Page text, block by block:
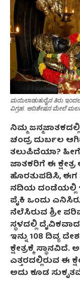
ಮಯಿಲಾಡುತುರೈನ ತಿರು
ವಿಗ್ರಹ. ಆದಿಶೇಷನ ಮೇಲೆ
ನಿಮ್ಮ
ಚಂದ್ರ ದುರ್ಬಲ
ತಲುಪಿದೆಯಾ?
ಜಾತಕರಿಗೆ ಈ ಕ್ಷೇತ್ರ
ಹೊರತುಪಡಿಸಿ, ಈಗ
ನದಿಯ ದಂಡೆಯಲ್ಲಿ
ಪೈಕಿ ಒಂದು
ನೆಲೆಸಿರುವ ಶ್ರೀ
ಸ್ಥಳದಲ್ಲಿ
ಇನ್ನು 108 ದಿವ್ಯ
ಕ್ಷೇತ್ರಕ್ಕೆ
ಎತ್ತರದಲ್ಲಿರುವ ಈ
ಅದು ಕೂಡ